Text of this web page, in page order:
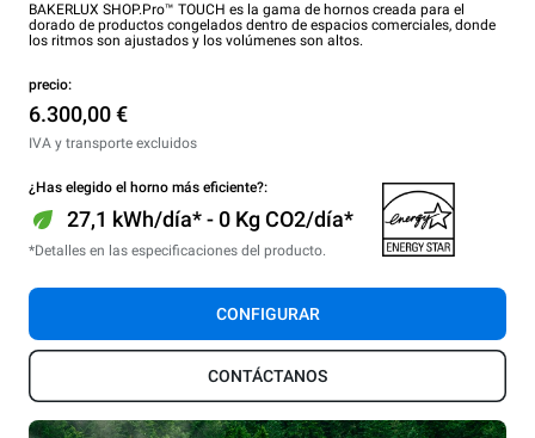
BAKERLUX SHOP.Pro™ TOUCH es la gama de hornos creada para el
dorado de productos congelados dentro de espacios comerciales, donde
los ritmos son ajustados y los volúmenes son altos.
precio:
6.300,00 €
IVA y transporte excluidos
¿Has elegido el horno más eficiente?:
27,1 kWh/día* - 0 Kg CO2/día*
*Detalles en las especificaciones del producto.
CONFIGURAR
CONTÁCTANOS